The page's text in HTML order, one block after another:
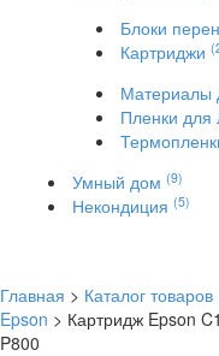
Блоки
Картриджи
Материалы
Пленки для
Умный дом (9)
Некондиция (5)
Главная > Каталог товаров
Epson > Картридж Epson
P800